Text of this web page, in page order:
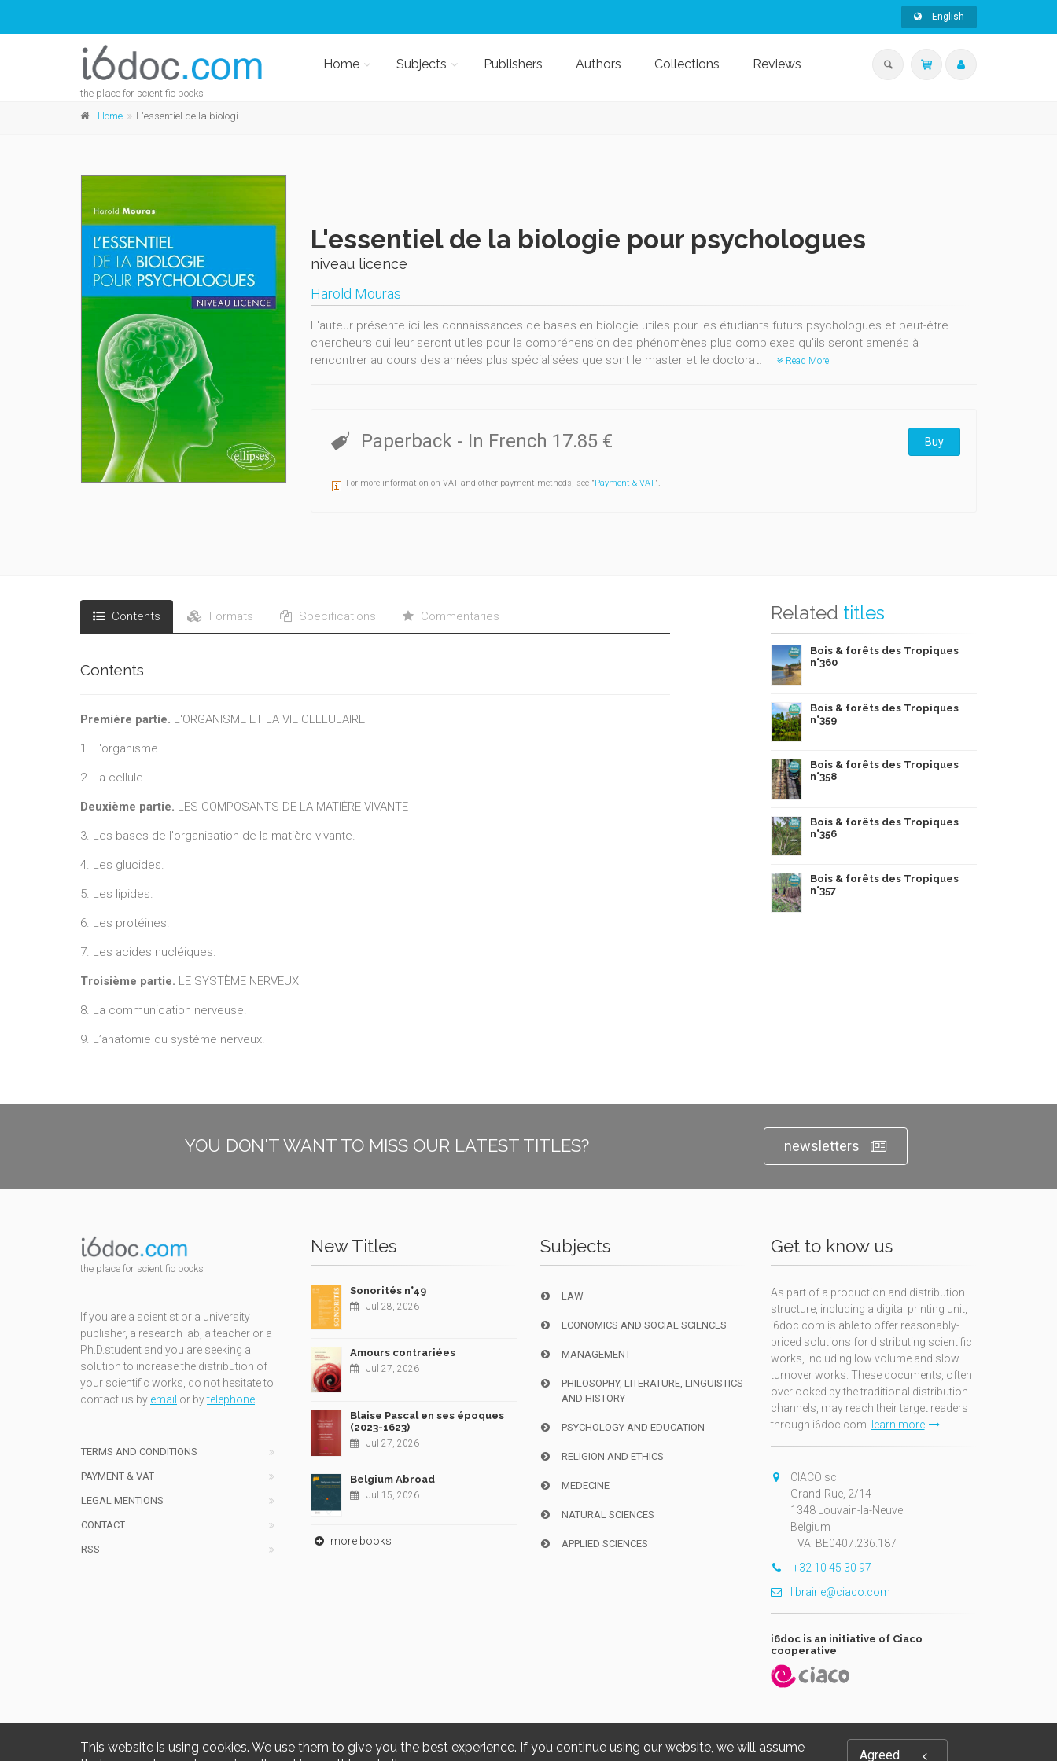
This website is using cookies. We use them to give you the best experience. If you continue using our website, we will assume
Agreed
English
the place for scientific books
Home Subjects Publishers Authors Collections Reviews
Home L'essentiel de la biologie pour psychologues
L'essentiel de la biologie pour psychologues
niveau licence
Harold Mouras
L'auteur présente ici les connaissances de bases en biologie utiles pour les étudiants futurs psychologues et peut-être
chercheurs qui leur seront utiles pour la compréhension des phénomènes plus complexes qu'ils seront amenés à
rencontrer au cours des années plus spécialisées que sont le master et le doctorat.
Read More
Paperback - In French 17.85 € Buy
For more information on VAT and other payment methods, see "Payment & VAT".
Contents Formats Specifications Commentaries
Contents
Première partie. L'ORGANISME ET LA VIE CELLULAIRE
1. L'organisme.
2. La cellule.
Deuxième partie. LES COMPOSANTS DE LA MATIÈRE VIVANTE
3. Les bases de l'organisation de la matière vivante.
4. Les glucides.
5. Les lipides.
6. Les protéines.
7. Les acides nucléiques.
Troisième partie. LE SYSTÈME NERVEUX
8. La communication nerveuse.
9. L’anatomie du système nerveux.
Related titles
Bois & forêts des Tropiques
n°360
Bois & forêts des Tropiques
n°359
Bois & forêts des Tropiques
n°358
Bois & forêts des Tropiques
n°356
Bois & forêts des Tropiques
n°357
YOU DON'T WANT TO MISS OUR LATEST TITLES? newsletters
the place for scientific books
If you are a scientist or a university
publisher, a research lab, a teacher or a
Ph.D.student and you are seeking a
solution to increase the distribution of
your scientific works, do not hesitate to
contact us by email or bytelephone
TERMS AND CONDITIONS
PAYMENT & VAT
LEGAL MENTIONS
CONTACT
RSS
New Titles
Sonorités n°49
Jul 28, 2026
Amours contrariées
Jul 27, 2026
Blaise Pascal en ses époques
(2023-1623)
Jul 27, 2026
Belgium Abroad
Jul 15, 2026
more books
Subjects
LAW
ECONOMICS AND SOCIAL SCIENCES
MANAGEMENT
PHILOSOPHY, LITERATURE, LINGUISTICS
AND HISTORY
PSYCHOLOGY AND EDUCATION
RELIGION AND ETHICS
MEDECINE
NATURAL SCIENCES
APPLIED SCIENCES
Get to know us
As part of a production and distribution
structure, including a digital printing unit,
i6doc.com is able to offer reasonably-
priced solutions for distributing scientific
works, including low volume and slow
turnover works. These documents, often
overlooked by the traditional distribution
channels, may reach their target readers
through i6doc.com.
learn more
CIACO sc
Grand-Rue, 2/14
1348 Louvain-la-Neuve
Belgium
TVA: BE0407.236.187
+32 10 45 30 97
librairie@ciaco.com
i6doc is an initiative of Ciaco
cooperative